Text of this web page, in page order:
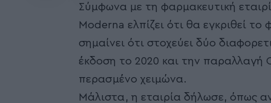
Σύμφωνα με τη φαρμακευτική
Moderna ελπίζει ότι θα εγκριθεί
σημαίνει ότι στοχεύει δύο
έκδοση το 2020 και την
περασμένο χειμώνα.
Μάλιστα, η εταιρία δήλωσε, όπως